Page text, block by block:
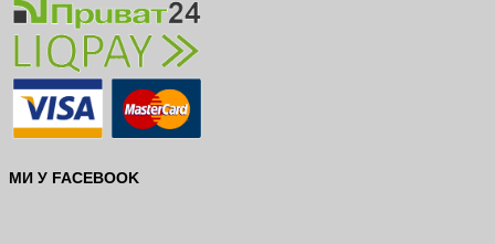
МИ У FACEBOOK